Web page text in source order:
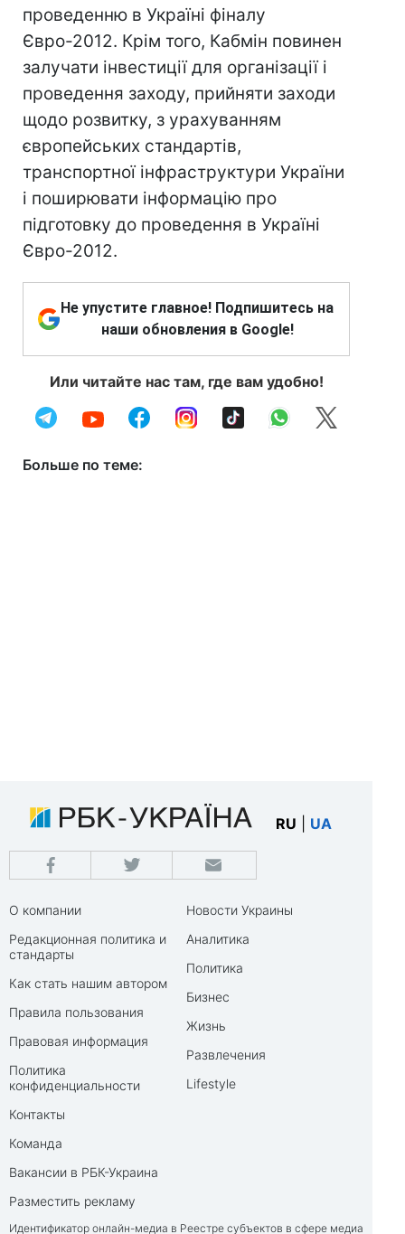
проведенню в Україні фіналу
Євро-2012. Крім того, Кабмін повинен
залучати інвестиції для організації і
проведення заходу, прийняти заходи
щодо розвитку, з урахуванням
європейських стандартів,
транспортної інфраструктури України
і поширювати інформацію про
підготовку до проведення в Україні
Євро-2012.
Не упустите главное! Подпишитесь на
наши обновления в Google!
Или читайте нас там, где вам удобно!
Больше по теме:
RU UA
О компании
Редакционная политика и
стандарты
Как стать нашим автором
Правила пользования
Правовая информация
Политика
конфиденциальности
Контакты
Команда
Вакансии в РБК-Украина
Разместить рекламу
Новости Украины
Аналитика
Политика
Бизнес
Жизнь
Развлечения
Lifestyle
Идентификатор онлайн-медиа в Реестре субъектов в сфере медиа